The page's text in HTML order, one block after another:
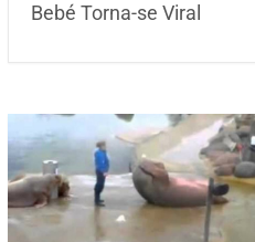
Bebé Torna-se Viral